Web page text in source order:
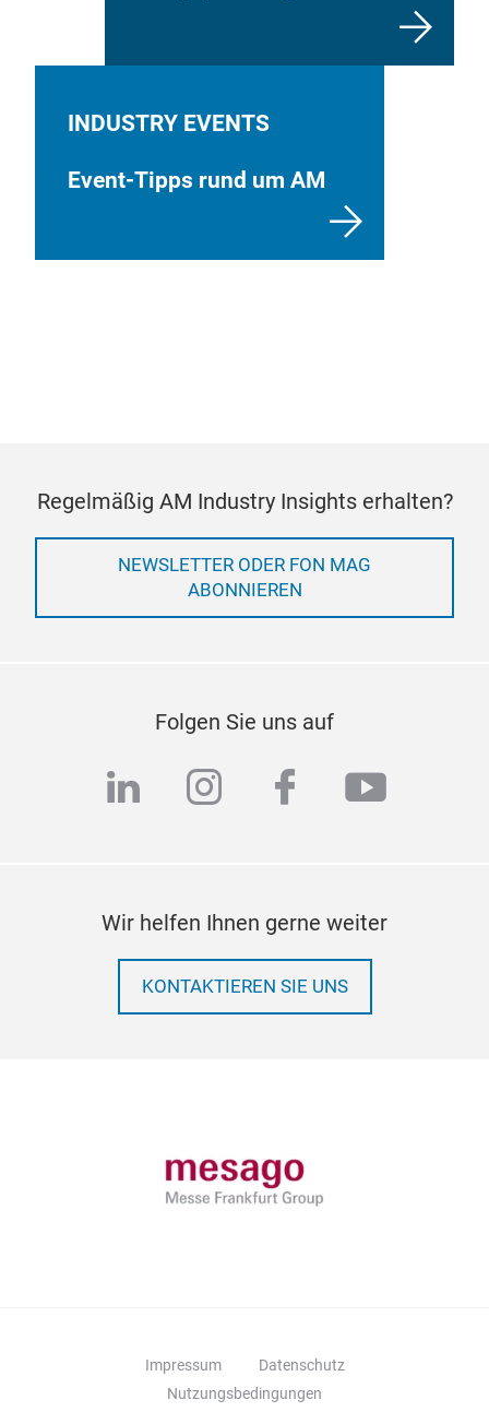
INDUSTRY EVENTS
Event-Tipps rund um AM
Regelmäßig AM Industry Insights erhalten?
NEWSLETTER ODER FON MAG
ABONNIEREN
Folgen Sie uns auf
linkedininstagram
facebook
Wir helfen Ihnen gerne weiter
KONTAKTIEREN SIE UNS
Impressum
Datenschutz
Nutzungsbedingungen